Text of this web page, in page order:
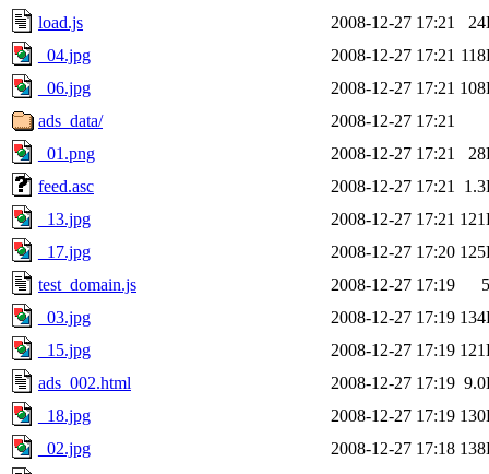
load.js
2008-12-27 17:21
_04.jpg
2008-12-27 17:21
_06.jpg
2008-12-27 17:21
ads_data/
2008-12-27 17:21
_01.png
2008-12-27 17:21
feed.asc
2008-12-27 17:21
_13.jpg
2008-12-27 17:21
_17.jpg
2008-12-27 17:20
test_domain.js
2008-12-27 17:19
_03.jpg
2008-12-27 17:19
_15.jpg
2008-12-27 17:19
ads_002.html
2008-12-27 17:19
_18.jpg
2008-12-27 17:19
_02.jpg
2008-12-27 17:18